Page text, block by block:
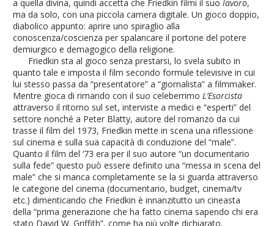
a quella divina, quindi accetta che Friedkin filmi il suolavoro,
ma da solo, con una piccola camera digitale. Un gioco doppio,
diabolico appunto: aprire uno spiraglio alla
conoscenza/coscienza per spalancare il portone del potere
demiurgico e demagogico della religione.
Friedkin sta al gioco senza prestarsi, lo svela subito in
quanto tale e imposta il film secondo formule televisive in cui
lui stesso passa da “presentatore” a “giornalista” a filmmaker.
Mentre gioca di rimando con il suo celeberrimoL’Esorcista
attraverso il ritorno sul set, interviste a medici e “esperti” del
settore nonché a Peter Blatty, autore del romanzo da cui
trasse il film del 1973, Friedkin mette in scena una riflessione
sul cinema e sulla sua capacità di conduzione del “male”.
Quanto il film del ‘73 era per il suo autore “un documentario
sulla fede” questo può essere definito una “messa in scena del
male” che si manca completamente se la si guarda attraverso
le categorie del cinema (documentario, budget, cinema/tv
etc.) dimenticando che Friedkin è innanzitutto un cineasta
della “prima generazione che ha fatto cinema sapendo chi era
stato David W. Griffith”, come ha più volte dichiarato.